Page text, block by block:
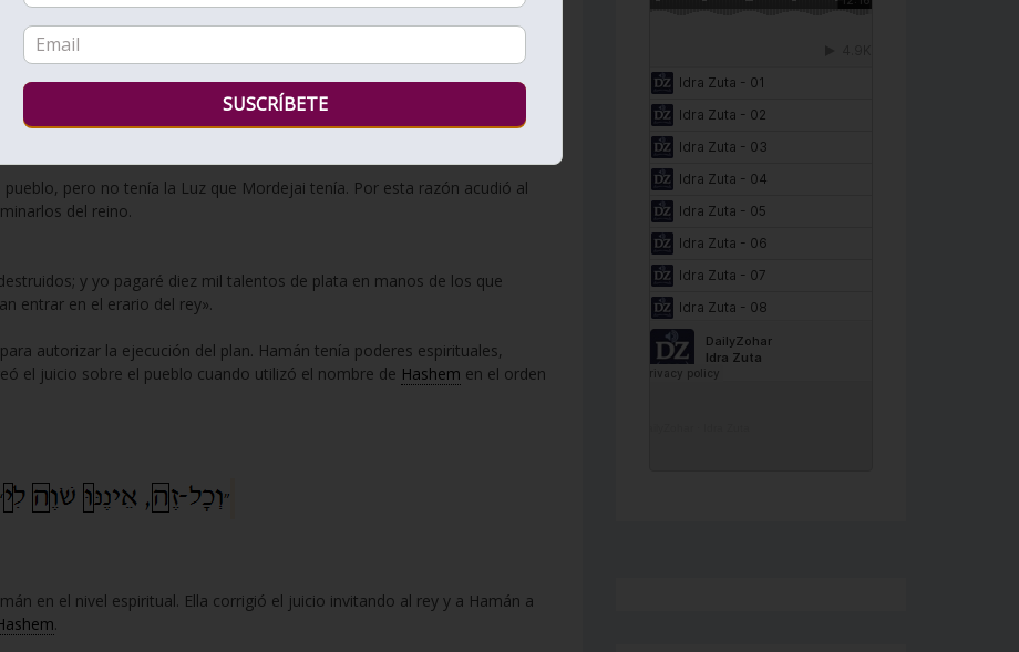
el mundo se postraba ante él, excepto Mordejai .
en la puerta del rey, se arrodillaban y postraban ante Hamán, porque
no se arrodillaba ni se postraba».
pero no tenía la Luz que Mordejai tenía. Por esta razón acudió al
del reino.
y yo pagaré diez mil talentos de plata en manos de los que
entrar en el erario del rey».
autorizar la ejecución del plan. Hamán tenía poderes espirituales,
el juicio sobre el pueblo cuando utilizó el nombre de Hashem en el orden
en el nivel espiritual. Ella corrigió el juicio invitando al rey y a Hamán a
.